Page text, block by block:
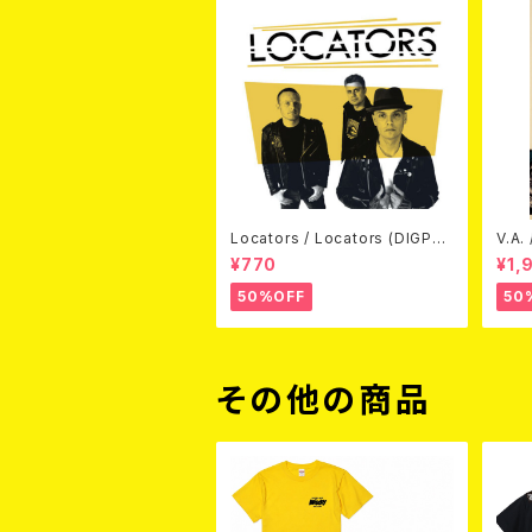
Locators / Locators (DIGPAC
K CD)
¥770
50%OFF
V.A.
その他の商品